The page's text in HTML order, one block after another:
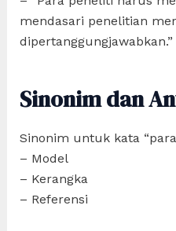
mendasari penelitian
dipertanggungjawabkan.”
Sinonim dan
Sinonim untuk kata
– Model
– Kerangka
– Referensi